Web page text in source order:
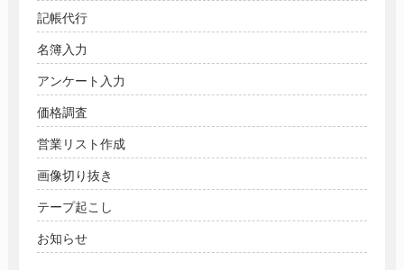
記帳代行
名簿入力
アンケート入力
価格調査
営業リスト作成
画像切り抜き
テープ起こし
お知らせ